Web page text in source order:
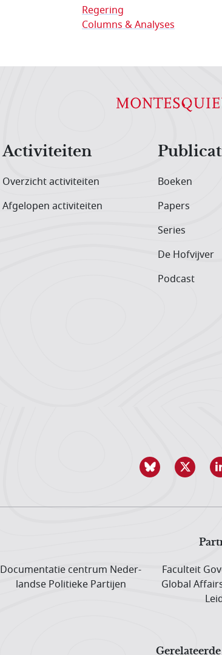
Regering
Columns & Analyses
Activiteiten
Overzicht activiteiten
Afgelopen activiteiten
Boeken
Papers
Series
De Hofvijver
Podcast
Documentatie centrum Neder­
landse Politieke Partijen
Faculteit
Global